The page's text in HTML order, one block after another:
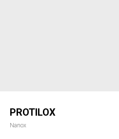
PROTILOX
Nanox